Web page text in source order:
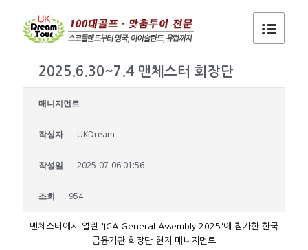
2025.6.30~7.4 맨체스터 회장단
매니지먼트
작성자 UKDream
작성일 2025-07-06 01:56
조회 954
맨체스터에서 열린 'ICA General Assembly 2025'에 참가한 한국
금융기관 회장단 현지 매니지먼트